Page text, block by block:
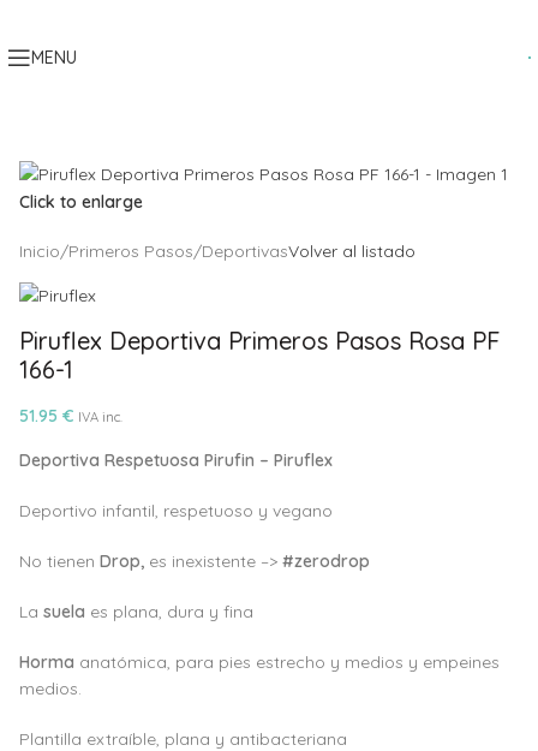
MENU
Click to enlarge
Inicio/Primeros Pasos/DeportivasVolver al listado
Piruflex Deportiva Primeros Pasos Rosa PF
166-1
51.95 € IVA inc.
Deportiva Respetuosa Pirufin – Piruflex
Deportivo infantil, respetuoso y vegano
No tienen Drop, es inexistente –> #zerodrop
La suela es plana, dura y fina
Horma anatómica, para pies estrecho y medios y empeines
medios.
Plantilla extraíble, plana y antibacteriana